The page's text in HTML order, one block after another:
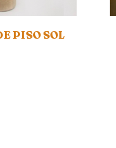
PISO SOL